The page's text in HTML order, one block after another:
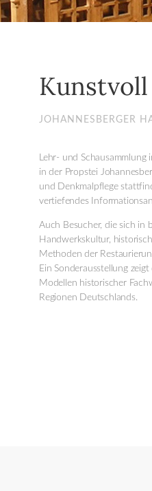
JOHANNESBERGER
Lehr- und Schausammlung
in der Propstei
und Denkmalpflege
vertiefendes
Auch Besucher, die sich in
Handwerkskultur,
Methoden der
Ein Sonderausstellung
Modellen historischer
Regionen Deutschlands.